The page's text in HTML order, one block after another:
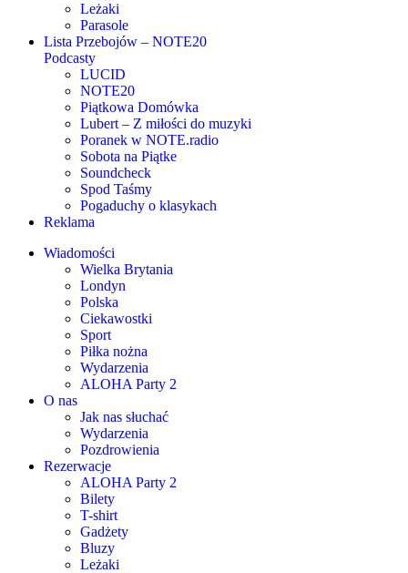
Leżaki
Parasole
Lista Przebojów – NOTE20
Podcasty
LUCID
NOTE20
Piątkowa Domówka
Lubert – Z miłości do muzyki
Poranek w NOTE.radio
Sobota na Piątke
Soundcheck
Spod Taśmy
Pogaduchy o klasykach
Reklama
Wiadomości
Wielka Brytania
Londyn
Polska
Ciekawostki
Sport
Piłka nożna
Wydarzenia
ALOHA Party 2
O nas
Jak nas słuchać
Wydarzenia
Pozdrowienia
Rezerwacje
ALOHA Party 2
Bilety
T-shirt
Gadżety
Bluzy
Leżaki